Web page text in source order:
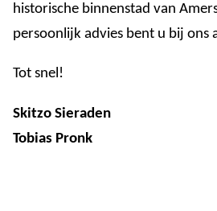
historische binnenstad van
persoonlijk advies bent u bij ons
Tot snel!
Skitzo Sieraden
Tobias Pronk